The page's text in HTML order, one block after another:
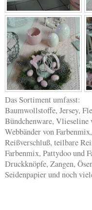
Das Sortiment umfasst:
Baumwollstoffe, Jersey,
Bündchenware, Vlieseline
Webbänder von
Reißverschluß, teilbare
Farbenmix, Pattydoo und
Druckknöpfe, Zangen,
Seidenpapier und noch